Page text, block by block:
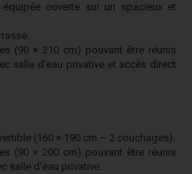
équipée ouverte sur un spacieux et
(90 × 210 cm) pouvant être réunis
salle d'eau privative et accès direct
(160 × 190 cm – 2 couchages).
(90 × 200 cm) pouvant être réunis
salle d'eau privative.